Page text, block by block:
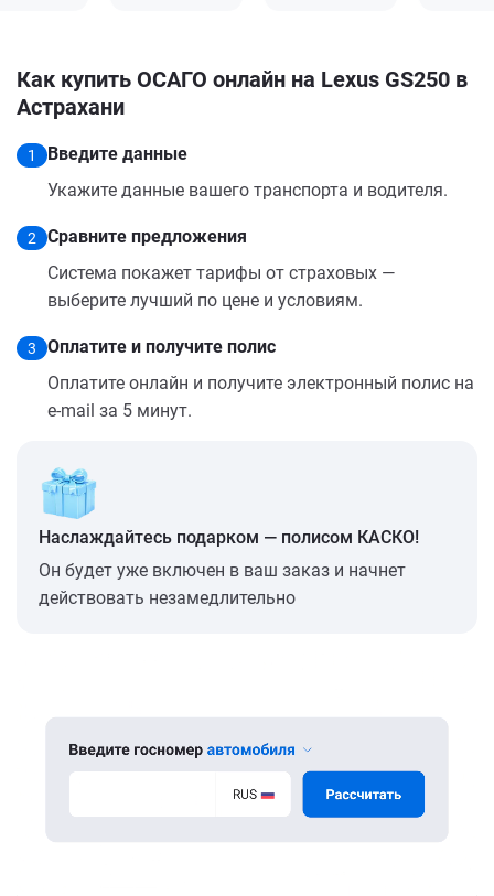
Как купить ОСАГО онлайн на Lexus GS250 в
Астрахани
1
Введите данные
Укажите данные вашего транспорта и водителя.
2
Сравните предложения
Система покажет тарифы от страховых —
выберите лучший по цене и условиям.
3
Оплатите и получите полис
Оплатите онлайн и получите электронный полис на
e-mail за 5 минут.
Наслаждайтесь подарком — полисом КАСКО!
Он будет уже включен в ваш заказ и начнет
действовать незамедлительно